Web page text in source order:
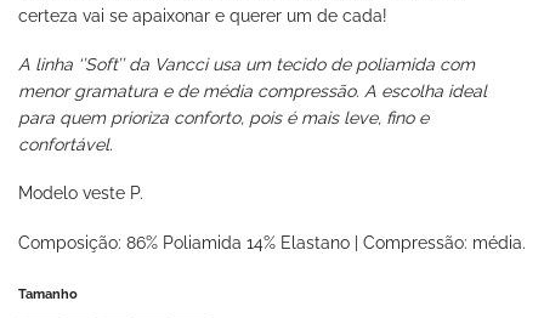
certeza vai se apaixonar e querer um de cada!
A linha ‘’Soft’’ da Vancci usa um tecido de poliamida com
menor gramatura e de média compressão. A escolha ideal
para quem prioriza conforto, pois é mais leve, fino e
confortável.
Modelo veste P.
Composição: 86% Poliamida 14% Elastano | Compressão: média.
Tamanho